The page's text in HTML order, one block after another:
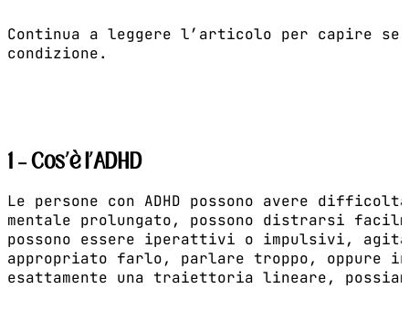
Continua a leggere l’articolo per capire
condizione.
1 – Cos’è l’ADHD
Le persone con ADHD possono avere
mentale prolungato, possono distrarsi
possono essere iperattivi o impulsivi,
appropriato farlo, parlare troppo, oppure
esattamente una traiettoria lineare,